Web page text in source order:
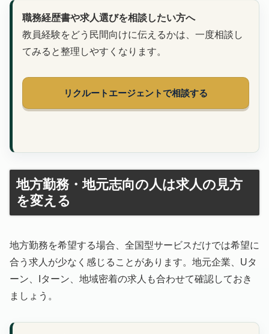
職務経歴書や求人選びを相談したい方へ
教員経験をどう民間向けに伝えるかは、一度相談し
てみると整理しやすくなります。
リクルートエージェントで相談する
地方勤務・地元志向の人は求人の見方
を変える
地方勤務を希望する場合、全国型サービスだけでは希望に
合う求人が少なく感じることがあります。地元企業、Uタ
ーン、Iターン、地域密着の求人も合わせて確認しておき
ましょう。